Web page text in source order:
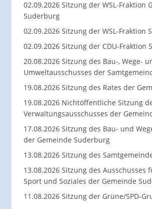
02.09.2026 Sitzung der WSL-Fraktion
Suderburg
02.09.2026 Sitzung der WSL-Fraktion
02.09.2026 Sitzung der CDU-Fraktion
20.08.2026 Sitzung des Bau-, Wege-
Umweltausschusses der
19.08.2026 Sitzung des Rates der
19.08.2026 Nichtöffentliche Sitzung
Verwaltungsausschusses der
17.08.2026 Sitzung des Bau- und
der Gemeinde Suderburg
13.08.2026 Sitzung des
13.08.2026 Sitzung des Ausschusses
Sport und Soziales der Gemeinde
11.08.2026 Sitzung der Grüne/SPD-